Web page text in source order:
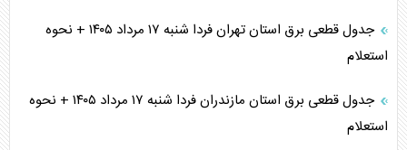
جدول قطعی برق استان تهران فردا شنبه ۱۷ مرداد ۱۴۰۵ + نحوه
استعلام
جدول قطعی برق استان مازندران فردا شنبه ۱۷ مرداد ۱۴۰۵ + نحوه
استعلام